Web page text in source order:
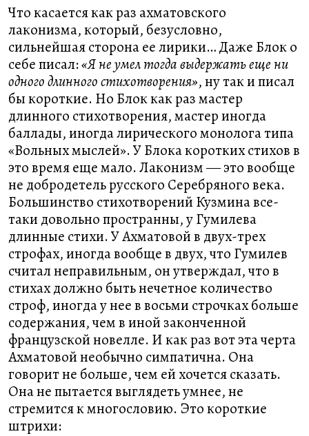
Что касается как раз ахматовского
лаконизма, который, безусловно,
сильнейшая сторона ее лирики… Даже Блок о
себе писал:«Я не умел тогда выдержать еще ни
одного длинного стихотворения», ну так и писал
бы короткие. Но Блок как раз мастер
длинного стихотворения, мастер иногда
баллады, иногда лирического монолога типа
«Вольных мыслей». У Блока коротких стихов в
это время еще мало. Лаконизм ― это вообще
не добродетель русского Серебряного века.
Большинство стихотворений Кузмина все-
таки довольно пространны, у Гумилева
длинные стихи. У Ахматовой в двух-трех
строфах, иногда вообще в двух, что Гумилев
считал неправильным, он утверждал, что в
стихах должно быть нечетное количество
строф, иногда у нее в восьми строчках больше
содержания, чем в иной законченной
французской новелле. И как раз вот эта черта
Ахматовой необычно симпатична. Она
говорит не больше, чем ей хочется сказать.
Она не пытается выглядеть умнее, не
стремится к многословию. Это короткие
штрихи: